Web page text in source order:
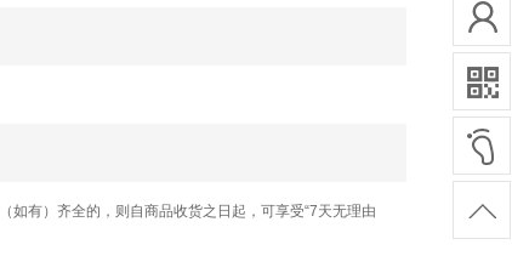
有）齐全的，则自商品收货之日起，可享受“7天无理由